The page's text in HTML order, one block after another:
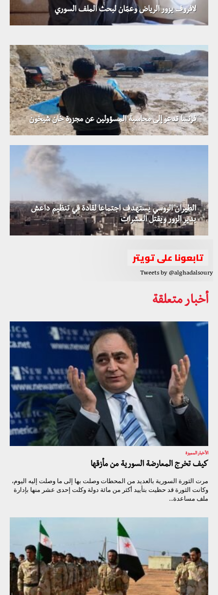
لافروف يزور الرياض وعمّان لبحث الملف السوري
مظاهرات في عموم محافظة درعا تندد بتصريحات دي
ميستورا الأخيرة
فرنسا تدعو إلى محاسبة المسؤولين عن مجزرة خان شيخون
الطيران الروسي يستهدف اجتماعا لقادة في تنظيم داعش
بدير الزور ويقتل العشرات
تابعونا على تويتر
Tweets by @alghadalsoury
أخبار متعلقة
الأخبار المميزة
كيف تخرج المعارضة السورية من مأزقها
مرت الثورة السورية بالعديد من المحطات وصلت بها إلى ما وصلت إليه اليوم،
وكانت الثورة قد حظيت بتأييد أكثر من مائة دولة وكلت إحدى عشر منها بإدارة
ملف مساعدة...